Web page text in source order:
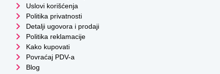
Uslovi korišćenja
Politika privatnosti
Detalji ugovora i prodaji
Politika reklamacije
Kako kupovati
Povraćaj PDV-a
Blog